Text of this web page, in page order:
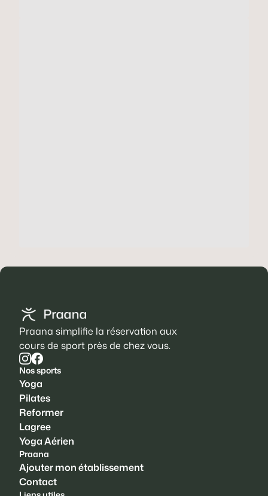
Praana simplifie la réservation aux
cours de sport près de chez vous.
Nos sports
Yoga
Pilates
Reformer
Lagree
Yoga Aérien
Praana
Ajouter mon établissement
Contact